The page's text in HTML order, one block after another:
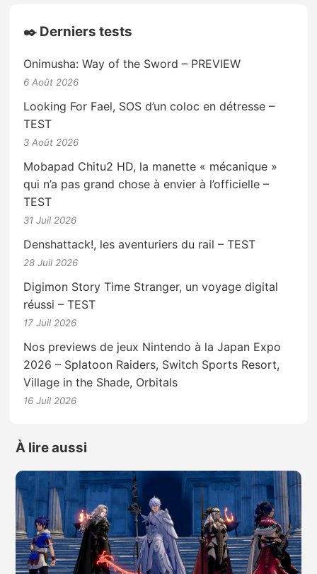
✒️ Derniers tests
Onimusha: Way of the Sword – PREVIEW
6 Août 2026
Looking For Fael, SOS d’un coloc en détresse –
TEST
3 Août 2026
Mobapad Chitu2 HD, la manette « mécanique »
qui n’a pas grand chose à envier à l’officielle –
TEST
31 Juil 2026
Denshattack!, les aventuriers du rail – TEST
28 Juil 2026
Digimon Story Time Stranger, un voyage digital
réussi – TEST
17 Juil 2026
Nos previews de jeux Nintendo à la Japan Expo
2026 – Splatoon Raiders, Switch Sports Resort,
Village in the Shade, Orbitals
16 Juil 2026
À lire aussi